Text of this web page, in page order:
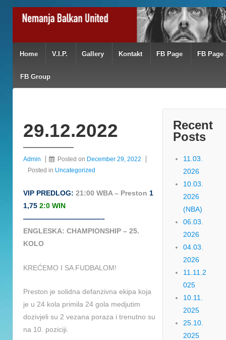
Home V.I.P. Gallery Kontakt FB Page FB Page
FB Group
29.12.2022
Admin Posted on December 29, 2022
Posted in Uncategorized
VIP PREDLOG: 21:00 WBA – Preston 1
1,75 2:0 WIN
———————————–
ENGLESKA: CHAMPIONSHIP – 25.
KOLO
KREĆEMO I SA FUDBALOM!
Preston je solidna defanzivna ekipa koja
je u 24 kola primila 24 gola medjutim
dozivjeli su 2 vezana poraza i trenutno su
na 10. poziciji.
Recent
Posts
11.03.
2026
10.03.
2026
(NBA)
06.03.
2026
04.03.
2026
11.11.2
025
10.11.
2025
25.10.
2025